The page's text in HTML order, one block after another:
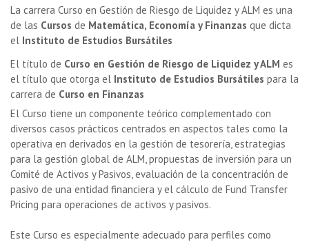
La carrera Curso en Gestión de Riesgo de Liquidez y ALM es una
de las Cursos de Matemática, Economía y Finanzas que dicta
el Instituto de Estudios Bursátiles
El título de Curso en Gestión de Riesgo de Liquidez y ALM es
el título que otorga el Instituto de Estudios Bursátiles para la
carrera de Curso en Finanzas
El Curso tiene un componente teórico complementado con
diversos casos prácticos centrados en aspectos tales como la
operativa en derivados en la gestión de tesorería, estrategias
para la gestión global de ALM, propuestas de inversión para un
Comité de Activos y Pasivos, evaluación de la concentración de
pasivo de una entidad financiera y el cálculo de Fund Transfer
Pricing para operaciones de activos y pasivos.
Este Curso es especialmente adecuado para perfiles como